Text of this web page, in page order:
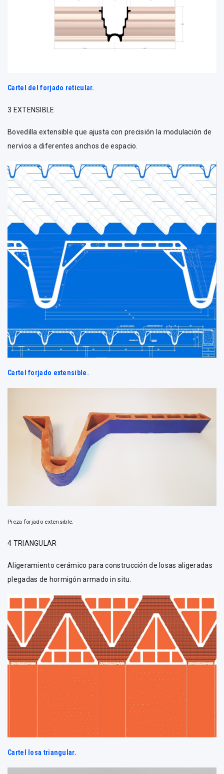
Cartel del forjado reticular.
3 EXTENSIBLE
Bovedilla extensible que ajusta con precisión la modulación de
nervios a diferentes anchos de espacio.
Cartel forjado extensible.
Pieza forjado extensible.
4 TRIANGULAR
Aligeramiento cerámico para construcción de losas aligeradas
plegadas de hormigón armado in situ.
Cartel losa triangular.